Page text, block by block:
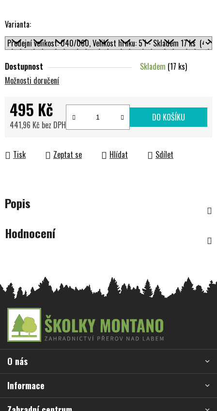
Varianta:
Dostupnost Skladem (17 ks)
Možnosti doručení
495 Kč
441,96 Kč bez DPH
DO KOŠÍKU
Tisk Zeptat se Hlídat Sdílet
Popis
Hodnocení
a
í
O nás
Informace